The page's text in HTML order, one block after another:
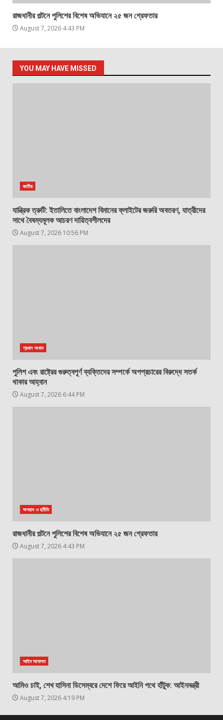
রাজধানীর পল্টনে পুলিশের বিশেষ অভিযানে ২৫ জন গ্রেফতার
August 7, 2026 4:43 PM
YOU MAY HAVE MISSED
জাতীয়
যান্ত্রিক ত্রুটি: ইতালিতে বাংলাদেশ বিমানের ফ্লাইটের জরুরি অবতরণ, যাত্রীদের
সাথে বৈষম্যমূলক আচরণ দায়িত্বশীলদের
August 7, 2026 10:56 PM
প্রধান সংবাদ
পুলিশ এবং রাষ্ট্রের গুরুত্বপূর্ণ ব্যক্তিদের সম্পর্কে অপপ্রচারের বিরুদ্ধে সতর্ক
থাকার আহ্বান
August 7, 2026 6:44 PM
অপরাধ ও দুর্নীতি
রাজধানীর পল্টনে পুলিশের বিশেষ অভিযানে ২৫ জন গ্রেফতার
August 7, 2026 4:43 PM
আইন আদালত
আমিও চাই, শেখ হাসিনা ডিসেম্বরে দেশে ফিরে আইনি পথে হাঁটুক: আইনমন্ত্রী
August 7, 2026 4:19 PM